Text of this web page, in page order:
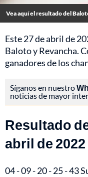
Vea aquí el resultado del
Este 27 de abril de
Baloto y Revancha.
ganadores de los
Síganos en nuestro
noticias de mayor
Resultado
abril de 2022
04 - 09 - 20 - 25 - 43